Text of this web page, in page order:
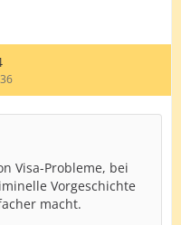
Visa-Probleme, bei
Vorgeschichte
macht.